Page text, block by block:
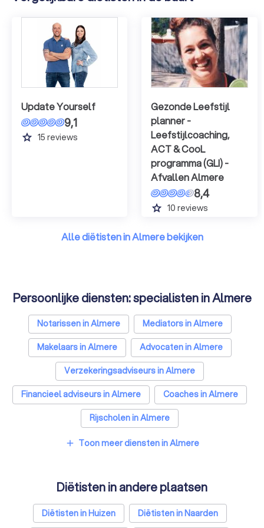
Update Yourself
9,1
grade 15 reviews
Gezonde Leefstijl
planner -
Leefstijlcoaching,
ACT & CooL
programma (GLI) -
Afvallen Almere
8,4
grade 10 reviews
Alle diëtisten in Almere bekijken
Persoonlijke diensten: specialisten in Almere
Notarissen in Almere
Mediators in Almere
Makelaars in Almere
Advocaten in Almere
Verzekeringsadviseurs in Almere
Financieel adviseurs in Almere
Coaches in Almere
Rijscholen in Almere
Relatietherapeuten in Almere
Belastingadviseurs in Almere
Hypotheekadviseurs in Almere
add Toon meer diensten in Almere
Diëtisten in andere plaatsen
Diëtisten in Huizen
Diëtisten in Naarden